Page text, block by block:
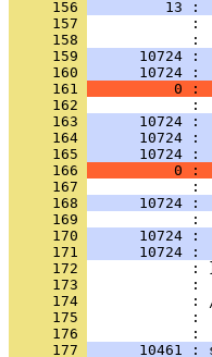
     156
13 :
     157
     158
     159
10724 :
     160
10724 :
     161
0 :
     162
     163
10724 :
     164
10724 :
     165
10724 :
     166
0 :
     167
     168
10724 :
     169
     170
10724 :
     171
10724 :
     172
     173
     174
     175
:
     176
     177
10461 :